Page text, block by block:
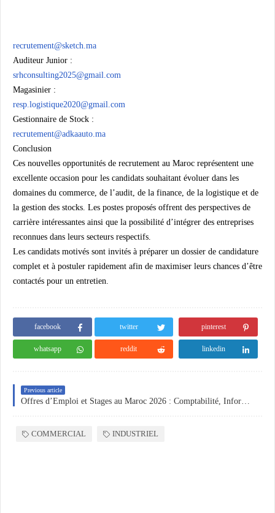
recrutement@sketch.ma
Auditeur Junior :
srhconsulting2025@gmail.com
Magasinier :
resp.logistique2020@gmail.com
Gestionnaire de Stock :
recrutement@adkaauto.ma
Conclusion
Ces nouvelles opportunités de recrutement au Maroc représentent une
excellente occasion pour les candidats souhaitant évoluer dans les
domaines du commerce, de l’audit, de la finance, de la logistique et de
la gestion des stocks. Les postes proposés offrent des perspectives de
carrière intéressantes ainsi que la possibilité d’intégrer des entreprises
reconnues dans leurs secteurs respectifs.
Les candidats motivés sont invités à préparer un dossier de candidature
complet et à postuler rapidement afin de maximiser leurs chances d’être
contactés pour un entretien.
facebook twitter pinterest
whatsapp reddit linkedin
Previous article
COMMERCIAL INDUSTRIEL